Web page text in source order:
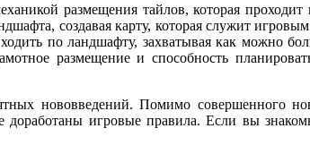
размещения тайлов, которая
создавая карту, которая служит
по ландшафту, захватывая как можно
размещение и способность
нововведений. Помимо совершенного
доработаны игровые правила. Если вы